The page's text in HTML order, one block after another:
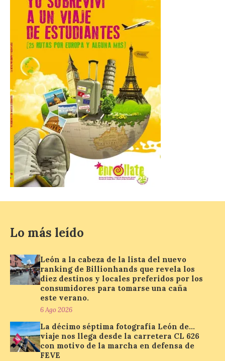
Lleida, especialmente El
Segrià y Les Garrigues, se
convertirán el día 12 de
agosto en un mirador
privilegiado para observar este fenómeno
único. . El 12 de agosto, aproximadamente
a las 20.30 h, la Luna […]
El Ayuntamiento de
Zamora recibe a la Banda
de Música tras sus
históricos triunfos en
Kerkrade
7 Ago 2026
La agrupación zamorana
Honor con Distinción, el
Mención de Honor a la mejor
interpretación en el World Music Contest
de […]
La Térmica Cultural y La
Fábrica de Luz. Museo de
la Energía de Ponferrada
publican su agenda para
este fin de semana
7 Ago 2026
Lo más leído
León a la cabeza de la lista del nuevo
ranking de Billionhands que revela los
diez destinos y locales preferidos por los
consumidores para tomarse una caña
este verano.
6 Ago 2026
La décimo séptima fotografía León de…
viaje nos llega desde la carretera CL 626
con motivo de la marcha en defensa de
FEVE